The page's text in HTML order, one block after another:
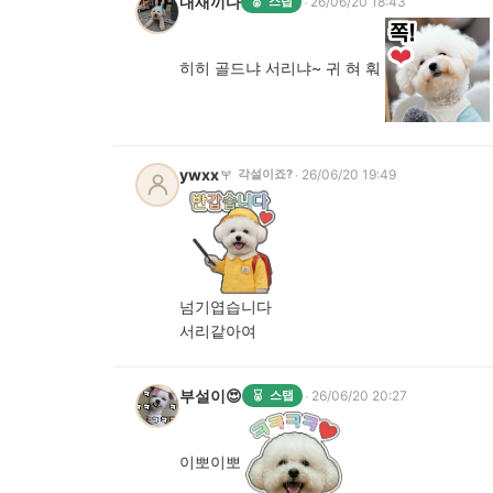
히히 골드냐 서리냐~ 귀 혀 훠
ywxx 각설이죠? · 26/06/20 19:49
넘기엽습니다
서리같아여
부설이😍 스탭 · 26/06/20 20:27
이뽀이뽀